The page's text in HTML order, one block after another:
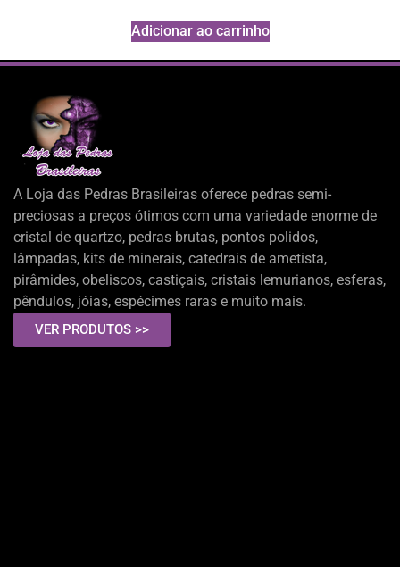
Adicionar ao carrinho
A Loja das Pedras Brasileiras oferece pedras semi-
preciosas a preços ótimos com uma variedade enorme de
cristal de quartzo, pedras brutas, pontos polidos,
lâmpadas, kits de minerais, catedrais de ametista,
pirâmides, obeliscos, castiçais, cristais lemurianos, esferas,
pêndulos, jóias, espécimes raras e muito mais.
VER PRODUTOS >>